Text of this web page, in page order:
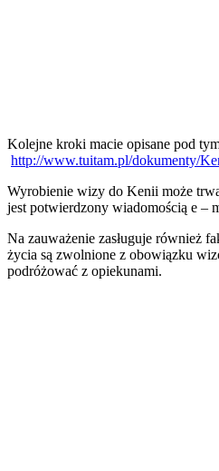
Kolejne kroki macie opisane pod
http://www.tuitam.pl/dokumenty/
Wyrobienie wizy do Kenii może
jest potwierdzony wiadomością e –
Na zauważenie zasługuje również
życia są zwolnione z obowiązku
podróżować z opiekunami.